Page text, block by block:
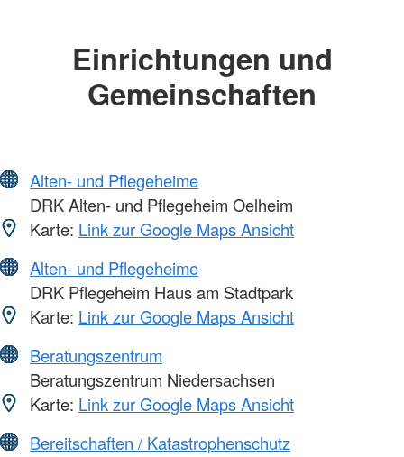
Einrichtungen und
Gemeinschaften
Alten- und Pflegeheime
DRK Alten- und Pflegeheim Oelheim
Karte: Link zur Google Maps Ansicht
Alten- und Pflegeheime
DRK Pflegeheim Haus am Stadtpark
Karte: Link zur Google Maps Ansicht
Beratungszentrum
Beratungszentrum Niedersachsen
Karte: Link zur Google Maps Ansicht
Bereitschaften / Katastrophenschutz